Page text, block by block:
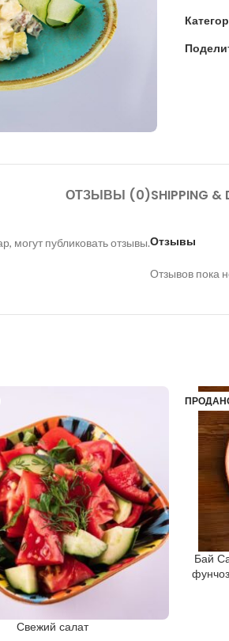
ОТЗЫВЫ (0)SHIPPING &
Отзывы
Отзывов пока
могут публиковать отзывы.
Свежий салат
Бай